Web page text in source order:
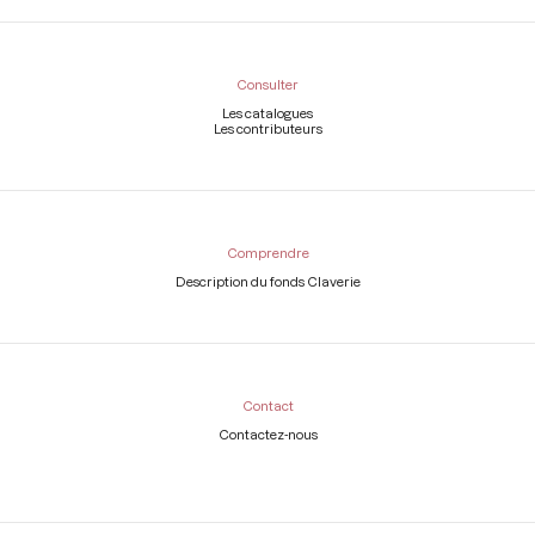
Consulter
Les catalogues
Les contributeurs
Comprendre
Description du fonds Claverie
Contact
Contactez-nous
Légal